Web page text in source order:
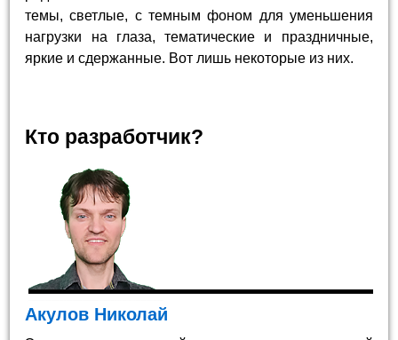
темы, светлые, с темным фоном для уменьшения
нагрузки на глаза, тематические и праздничные,
яркие и сдержанные. Вот лишь некоторые из них.
Кто разработчик?
Акулов Николай